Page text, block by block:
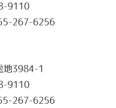
9110
267-6256
地3984-1
9110
267-6256